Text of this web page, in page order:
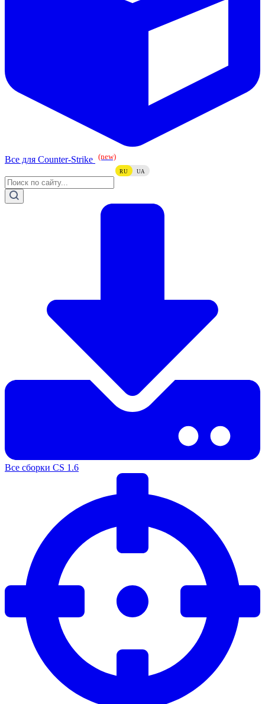
Все для Counter-Strike (new)
RU UA
Все сборки CS 1.6